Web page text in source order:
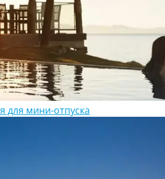
для мини-отпуска